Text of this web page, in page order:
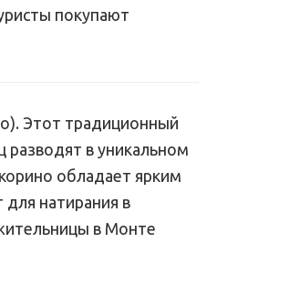
покупают
Этот традиционный
разводят в уникальном
обладает ярким
натирания в
в Монте